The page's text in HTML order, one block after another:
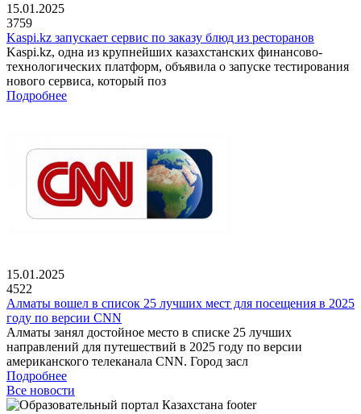
15.01.2025
3759
Kaspi.kz запускает сервис по заказу блюд из ресторанов
Kaspi.kz, одна из крупнейших казахстанских финансово-
технологических платформ, объявила о запуске тестирования
нового сервиса, который поз
Подробнее
15.01.2025
4522
Алматы вошел в список 25 лучших мест для посещения в 2025
году по версии CNN
Алматы занял достойное место в списке 25 лучших
направлений для путешествий в 2025 году по версии
американского телеканала CNN. Город засл
Подробнее
Все новости